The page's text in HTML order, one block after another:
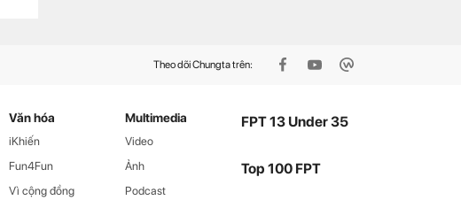
Theo dõi Chungta trên:
Văn hóa
iKhiến
Fun4Fun
Vì cộng đồng
Multimedia
Video
Ảnh
Podcast
FPT 13 Under 35
Top 100 FPT